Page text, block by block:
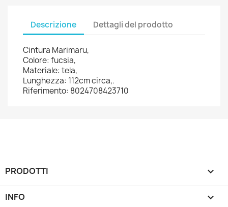
Descrizione Dettagli del prodotto
Cintura Marimaru,
Colore: fucsia,
Materiale: tela,
Lunghezza: 112cm circa,.
Riferimento: 8024708423710
PRODOTTI 
INFO 